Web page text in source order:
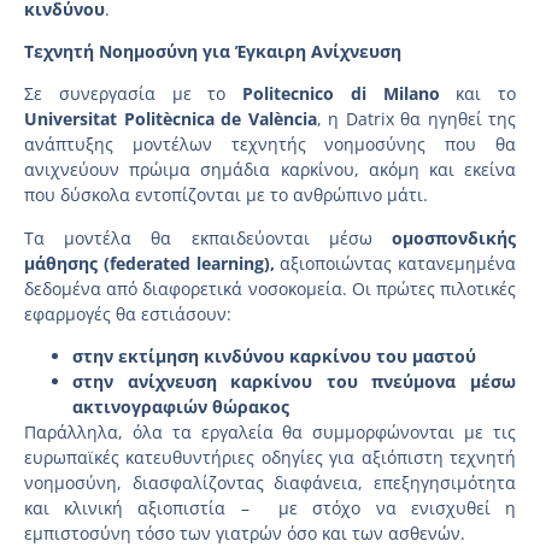
κινδύνου.
Τεχνητή Νοημοσύνη για Έγκαιρη Ανίχνευση
Σε συνεργασία με το Politecnico diMilano και το
Universitat Politècnicade València, η Datrix θα ηγηθεί της
ανάπτυξης μοντέλων τεχνητής νοημοσύνης που θα
ανιχνεύουν πρώιμα σημάδια καρκίνου, ακόμη και εκείνα
που δύσκολα εντοπίζονται με το ανθρώπινο μάτι.
Τα μοντέλα θα εκπαιδεύονται μέσω ομοσπονδικής
μάθησης (federated learning), αξιοποιώντας κατανεμημένα
δεδομένα από διαφορετικά νοσοκομεία. Οι πρώτες πιλοτικές
εφαρμογές θα εστιάσουν:
στην εκτίμηση κινδύνου καρκίνου του μαστού
στην ανίχνευση καρκίνου του πνεύμονα μέσω
ακτινογραφιών θώρακος
Παράλληλα, όλα τα εργαλεία θα συμμορφώνονται με τις
ευρωπαϊκές κατευθυντήριες οδηγίες για αξιόπιστη τεχνητή
νοημοσύνη, διασφαλίζοντας διαφάνεια, επεξηγησιμότητα
και κλινική αξιοπιστία – με στόχο να ενισχυθεί η
εμπιστοσύνη τόσο των γιατρών όσο και των ασθενών.